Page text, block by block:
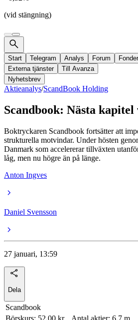
(vid stängning)
Start Telegram Analys Forum Fonder
Externa tjänster
Till Avanza
Nyhetsbrev
Aktieanalys/ScandBook Holding
Scandbook: Nästa
Boktryckaren Scandbook fortsätter att
strukturella motvindar. Under hösten
Danmark som accelererar tillväxten
låg, men nu högre än på länge.
Anton Ingves
Daniel Svensson
27 januari, 13:59
Dela
Scandbook